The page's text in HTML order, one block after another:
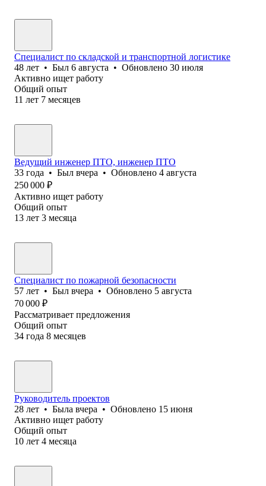
Специалист по складской и транспортной логистике
48 лет • Был 6 августа • Обновлено 30 июля
Активно ищет работу
Общий опыт
11 лет 7 месяцев
Ведущий инженер ПТО, инженер ПТО
33 года • Был вчера • Обновлено 4 августа
250 000 ₽
Активно ищет работу
Общий опыт
13 лет 3 месяца
Специалист по пожарной безопасности
57 лет • Был вчера • Обновлено 5 августа
70 000 ₽
Рассматривает предложения
Общий опыт
34 года 8 месяцев
Руководитель проектов
28 лет • Была вчера • Обновлено 15 июня
Активно ищет работу
Общий опыт
10 лет 4 месяца